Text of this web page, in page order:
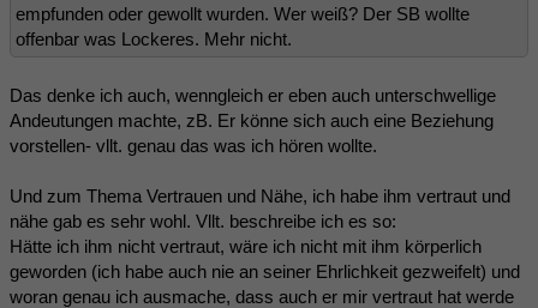
empfunden oder gewollt wurden. Wer weiß? Der SB wollte
offenbar was Lockeres. Mehr nicht.
Das denke ich auch, wenngleich er eben auch unterschwellige
Andeutungen machte, zB. Er könne sich auch eine Beziehung
vorstellen- vllt. genau das was ich hören wollte.
Und zum Thema Vertrauen und Nähe, ich habe ihm vertraut und
nähe gab es sehr wohl. Vllt. beschreibe ich es so:
Hätte ich ihm nicht vertraut, wäre ich nicht mit ihm körperlich
geworden (ich habe auch nie an seiner Ehrlichkeit gezweifelt) und
woran genau ich ausmache, dass auch er mir vertraut hat werde